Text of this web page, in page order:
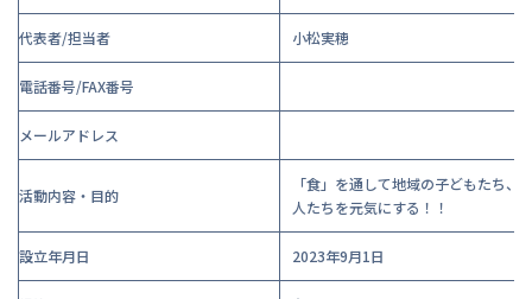
代表者/担当者 小松実穂
電話番号/FAX番号
メールアドレス
活動内容・目的
「食」を通して地域の子どもたち、
人たちを元気にする！！
設立年月日 2023年9月1日